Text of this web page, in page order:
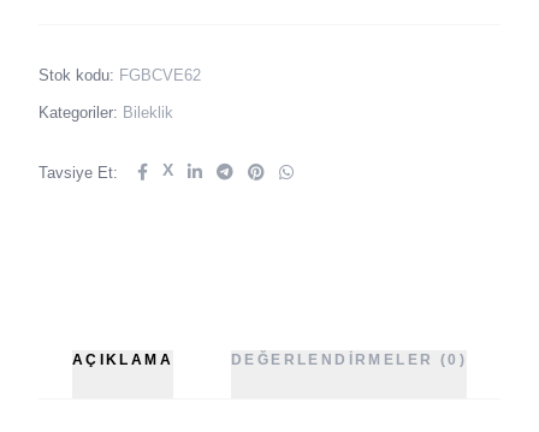
Stok kodu: FGBCVE62
Kategoriler: Bileklik
Tavsiye Et: X
AÇIKLAMA DEĞERLENDIRMELER (0)